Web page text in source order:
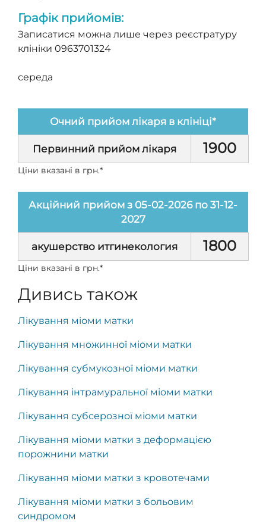
Графік прийомів:
Записатися можна лише через реєстратуру
клініки 0963701324
середа
Очний прийом лікаря в клініці*
Первинний прийом лікаря 1900
Ціни вказані в грн.*
Акційний прийом з 05-02-2026 по 31-12-
2027
акушерство итгинекология 1800
Ціни вказані в грн.*
Дивись також
Лікування міоми матки
Лікування множинної міоми матки
Лікування субмукозної міоми матки
Лікування інтрамуральної міоми матки
Лікування субсерозної міоми матки
Лікування міоми матки з деформацією
порожнини матки
Лікування міоми матки з кровотечами
Лікування міоми матки з больовим
синдромом